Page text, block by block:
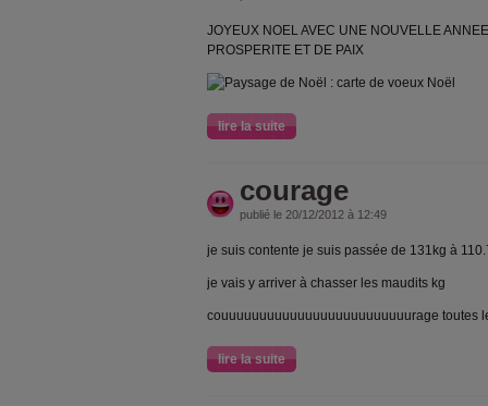
JOYEUX NOEL AVEC UNE NOUVELLE
PROSPERITE ET DE PAIX
lire la suite
courage
publié le 20/12/2012 à 12:49
je suis contente je suis passée de 131kg à
je vais y arriver à chasser les maudits kg
couuuuuuuuuuuuuuuuuuuuuuuuurage toutes
lire la suite